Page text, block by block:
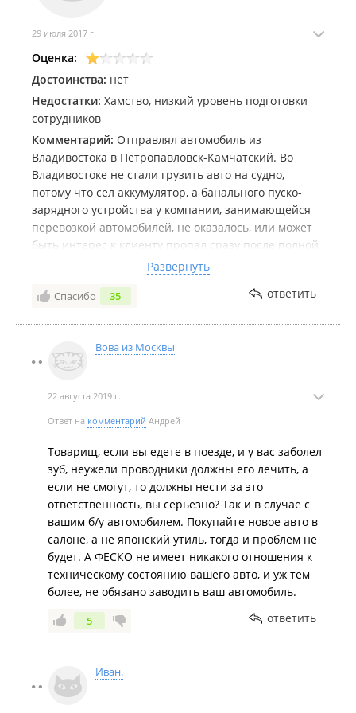
29 июля 2017 г.
Оценка:
Достоинства: нет
Недостатки: Хамство, низкий уровень подготовки
сотрудников
Комментарий: Отправлял автомобиль из
Владивостока в Петропавловск-Камчатский. Во
Владивостоке не стали грузить авто на судно,
потому что сел аккумулятор, а банального пуско-
зарядного устройства у компании, занимающейся
перевозкой автомобилей, не оказалось, или может
быть интерес к клиенту пропал сразу после полной
предоплаты за доставку (имею опыт отправки
автомобиля в Астраханском порту, там этот вопрос
решен легко, как говорится все для клиента). Таким
пришлось к погрузке ехать со своим пуско-
зарядного и снова проходить всю эпопею с
территорию ( кто в теме, тот поймет).
По приходу в П-К судно задержалось в дороге из-за
освобождения причала. Из Феско никто не звонит
сам, всю информацию приходилось выуживать
самостоятельно у сотрудников, сложилось такое
впечатление, что сотрудники считают себя
слишком крупной компанией, чтобы снисходить до
каких-либо мелких клиентиков, хотя ценники весьма
не мелкие. В офисе Феско в П-К полное безразличие
к клиенту, полное необладание информацией и
нежелание "пошевелиться" для клиента. Пришлось
просто напросто выбивать выдачи автомобиля,
вернее даже не выдачи, а просто выписки
документов на получение. Никакого сопровождения
на территорию порта нет и в помине, хотя в
документах указан якобы сопровождающий.
Естественно никакой помощи, если что то с
Развернуть
Спасибо 35 ответить
Вова из Москвы
22 августа 2019 г.
Ответ на комментарий Андрей
Товарищ, если вы едете в поезде, и у вас заболел
зуб, неужели проводники должны его лечить, а
если не смогут, то должны нести за это
ответственность, вы серьезно? Так и в случае с
вашим б/у автомобилем. Покупайте новое авто в
салоне, а не японский утиль, тогда и проблем не
будет. А ФЕСКО не имеет никакого отношения к
техническому состоянию вашего авто, и уж тем
более, не обязано заводить ваш автомобиль.
5 ответить
Иван.